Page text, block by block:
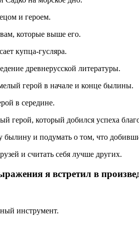
и героем.
которые выше его.
купца-гусляра.
древнерусской литературы.
герой в начале и конце былины.
в середине.
герой, который добился успеха
былину и подумать о том, что
и считать себя лучше других.
я встретил в
инструмент.